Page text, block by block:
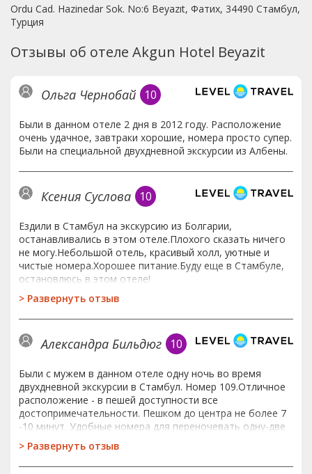
Ordu Cad. Hazinedar Sok. No:6 Beyazıt, Фатих, 34490 Стамбул,
Турция
Отзывы об отеле Akgun Hotel Beyazit
Ольга Чернобай 10
Были в данном отеле 2 дня в 2012 году. Расположение
очень удачное, завтраки хорошие, номера просто супер.
Были на специальной двухдневной экскурсии из Албены.
Ксения Суслова 10
Ездили в Стамбул на экскурсию из Болгарии,
останавливались в этом отеле.Плохого сказать ничего
не могу.Небольшой отель, красивый холл, уютные и
чистые номера.Хорошее питание.Буду еще в Стамбуле,
остановлюсь в этом отеле!
> Развернуть отзыв
Александра Бильдюг 10
Были с мужем в данном отеле одну ночь во время
двухдневной экскурсии в Стамбул. Номер 109.Отличное
расположение - в пешей доступности все
достопримечательности. Пешком до центра не более 7
-10 минут. Удобные номера для переночевать одну-две
ночи: мягкая кровать, телевизор с русскими каналами,
кондиционер, чайник с чайными принадлежностями, в
ванной комнате есть все для помыться (гель для душа,
> Развернуть отзыв